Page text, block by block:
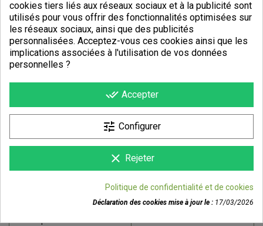
DÉTAILS DU PRODUIT
91425-5552
Cadre
Carbone
Pratique
cookies tiers liés aux réseaux sociaux et à la publicité sont
utilisés pour vous offrir des fonctionnalités optimisées sur
les réseaux sociaux, ainsi que des publicités
personnalisées. Acceptez-vous ces cookies ainsi que les
implications associées à l'utilisation de vos données
personnelles ?
done_all Accepter
tune Configurer
clear Rejeter
Politique de confidentialité et de cookies
Déclaration des cookies mise à jour le : 17/03/2026